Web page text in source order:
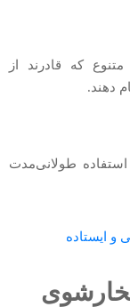
که قادرند از
دهند.
طولانی‌مدت
و ایستاده